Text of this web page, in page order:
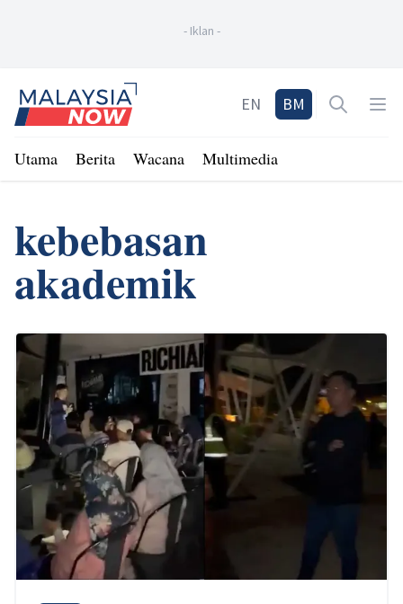
- Iklan -
Home
EN BM Open
Utama Berita Wacana Multimedia
kebebasan
akademik